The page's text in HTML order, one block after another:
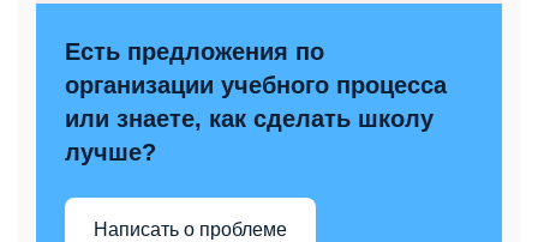
Есть предложения по
организации учебного процесса
или знаете, как сделать школу
лучше?
Написать о проблеме